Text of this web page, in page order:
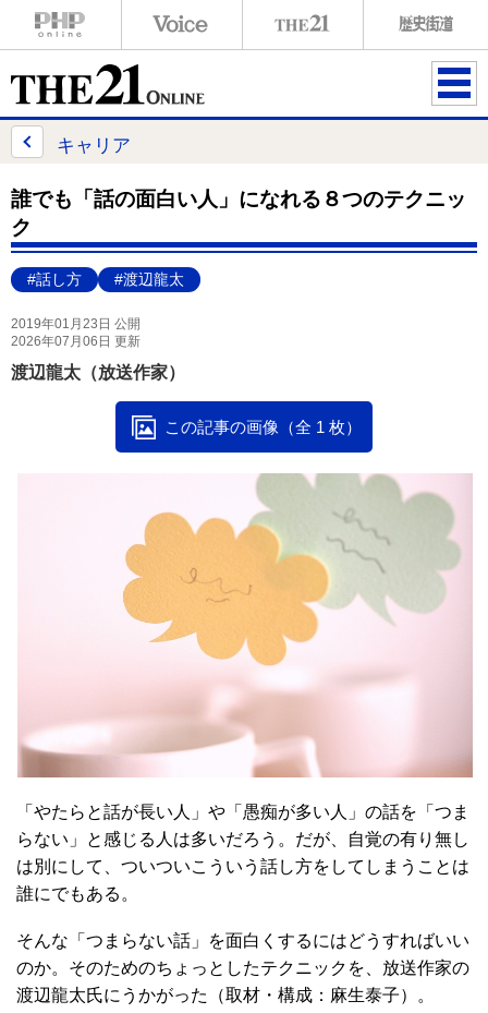
ME
キャリア
誰でも「話の面白い人」になれる８つのテクニッ
ク
#話し方 #渡辺龍太
2019年01月23日 公開
2026年07月06日 更新
渡辺龍太（放送作家）
この記事の画像（全 1 枚）
「やたらと話が長い人」や「愚痴が多い人」の話を「つま
らない」と感じる人は多いだろう。だが、自覚の有り無し
は別にして、ついついこういう話し方をしてしまうことは
誰にでもある。
そんな「つまらない話」を面白くするにはどうすればいい
のか。そのためのちょっとしたテクニックを、放送作家の
渡辺龍太氏にうかがった（取材・構成：麻生泰子）。